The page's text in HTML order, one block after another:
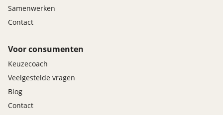
Samenwerken
Contact
Voor consumenten
Keuzecoach
Veelgestelde vragen
Blog
Contact